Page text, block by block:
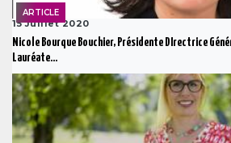
ARTICLE
15 Juillet 2020
Nicole Bourque Bouchier, Présidente DIrectrice
Lauréate...